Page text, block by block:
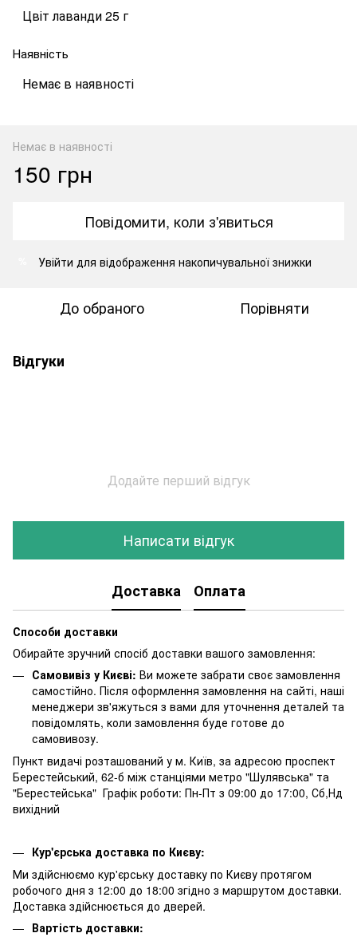
Цвіт лаванди 25 г
Наявність
Немає в наявності
Немає в наявності
150 грн
Повідомити, коли з'явиться
Увійти для відображення накопичувальної знижки
До обраного Порівняти
Відгуки
Додайте перший відгук
Написати відгук
Доставка Оплата
Способи доставки
Обирайте зручний спосіб доставки вашого замовлення:
Самовивіз у Києві: Ви можете забрати своє замовлення
самостійно. Після оформлення замовлення на сайті, наші
менеджери зв'яжуться з вами для уточнення деталей та
повідомлять, коли замовлення буде готове до
самовивозу.
Пункт видачі розташований у м. Київ, за адресою проспект
Берестейський, 62-б між станціями метро "Шулявська" та
"Берестейська" Графік роботи: Пн-Пт з 09:00 до 17:00, Сб,Нд
вихідний
Кур'єрська доставка по Києву:
Ми здійснюємо кур'єрську доставку по Києву протягом
робочого дня з 12:00 до 18:00 згідно з маршрутом доставки.
Доставка здійснюється до дверей.
Вартість доставки: